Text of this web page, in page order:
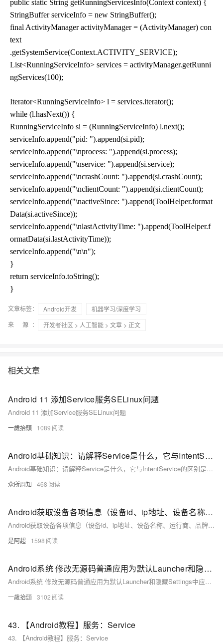
public static String getRunningServicesInfo(Context context) {
StringBuffer serviceInfo = new StringBuffer();
final ActivityManager activityManager = (ActivityManager) con
text
.getSystemService(Context.ACTIVITY_SERVICE);
List<RunningServiceInfo> services = activityManager.getRunni
ngServices(100);
Iterator<RunningServiceInfo> l = services.iterator();
while (l.hasNext()) {
RunningServiceInfo si = (RunningServiceInfo) l.next();
serviceInfo.append("pid: ").append(si.pid);
serviceInfo.append("\nprocess: ").append(si.process);
serviceInfo.append("\nservice: ").append(si.service);
serviceInfo.append("\ncrashCount: ").append(si.crashCount);
serviceInfo.append("\nclientCount: ").append(si.clientCount);
serviceInfo.append("\nactiveSince: ").append(ToolHelper.format
Data(si.activeSince));
serviceInfo.append("\nlastActivityTime: ").append(ToolHelper.f
ormatData(si.lastActivityTime));
serviceInfo.append("\n\n");
}
return serviceInfo.toString();
}
文章标签： Android开发
机器学习/深度学习
来 源：
开发者社区 > 人工智能 > 文章 > 正文
相关文章
Android 11 添加Service服务SELinux问题
Android 11 添加Service服务SELinux问题
一歲抬頭 1089
Android基础知识：请解释Service是什么，它与IntentService的区别是什么？
Android基础知识：请解释Service是什么，它与IntentService的区别是什么？
众所周知 468
Android获取设备各项信息（设备id、ip地址、设备名称、运行商、品牌、型号、分辨率、处理器、国家码、系统语言、网络类型、oaid、android版本、操作系统版本、mac地址、应用程序签名..）1
Android获取设备各项信息（设备id、ip地址、设备名称、运行商、品牌、型号、分辨率、处理器、国家码、系统语言、网络类型、oaid、android版本、操作系统版本、mac地址、应用程序签名..）
是阿超 1598
Android系统 修改无源码普通应用为默认Launcher和隐藏Settings中应用信息图标
Android系统 修改无源码普通应用为默认Launcher和隐藏Settings中应用信息图标
一歲抬頭 3102
43. 【Android教程】服务：Service
43. 【Android教程】服务：Service